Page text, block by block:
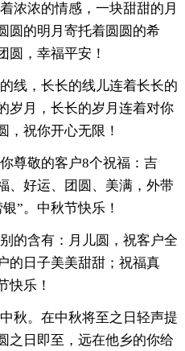
浓浓的情感，一块甜甜的月
圆的明月寄托着圆圆的希
圆，幸福平安！
线，长长的线儿连着长长的
岁月，长长的岁月连着对你
，祝你开心无限！
尊敬的客户8个祝福：吉
、好运、团圆、美满，外带
”。中秋节快乐！
的含有：月儿圆，祝客户全
的日子美美甜甜；祝福真
快乐！
秋。在中秋将至之日轻声提
之日即至，远在他乡的你给